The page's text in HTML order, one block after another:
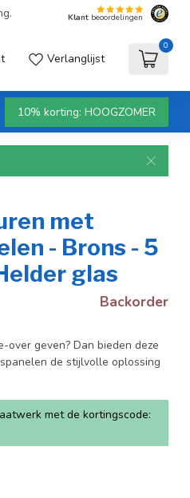
Klant beoordelingen
Verlanglijst
0
10% korting: HOOGZOMER
met
- Brons - 5
glas
Backorder
geven? Dan bieden deze
de stijlvolle oplossing
met de kortingscode: